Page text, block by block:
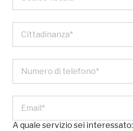
A quale servizio sei interessato: